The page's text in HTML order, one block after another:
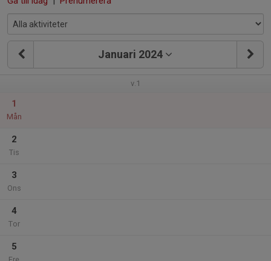
Januari 2024
v.1
1
Mån
2
Tis
3
Ons
4
Tor
5